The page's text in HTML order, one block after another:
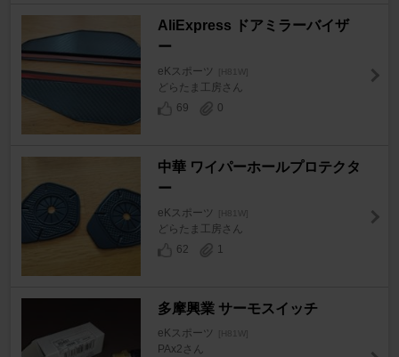
AliExpress ドアミラーバイザ
ー
eKスポーツ [H81W]
どらたま工房さん
69
0
中華 ワイパーホールプロテクタ
ー
eKスポーツ [H81W]
どらたま工房さん
62
1
多摩興業 サーモスイッチ
eKスポーツ [H81W]
PAx2さん